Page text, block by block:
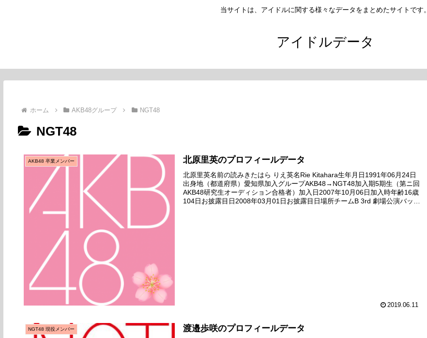
当サイトは、アイドルに関する様々なデータをまとめたサイトです。
アイドルデータ
ホーム AKB48グループ NGT48
NGT48
AKB48 卒業メンバー 北原里英のプロフィールデータ
北原里英名前の読みきたはら りえ英名Rie Kitahara生年月日1991年06月24日
出身地（都道府県）愛知県加入グループAKB48→NGT48加入期5期生（第ニ回
AKB48研究生オーディション合格者）加入日2007年10月06日加入時年齢16歳
104日お披露目日2008年03月01日お披露目日場所チームB 3rd 劇場公演バック
2019.06.11
NGT48 現役メンバー 渡邉歩咲のプロフィールデータ